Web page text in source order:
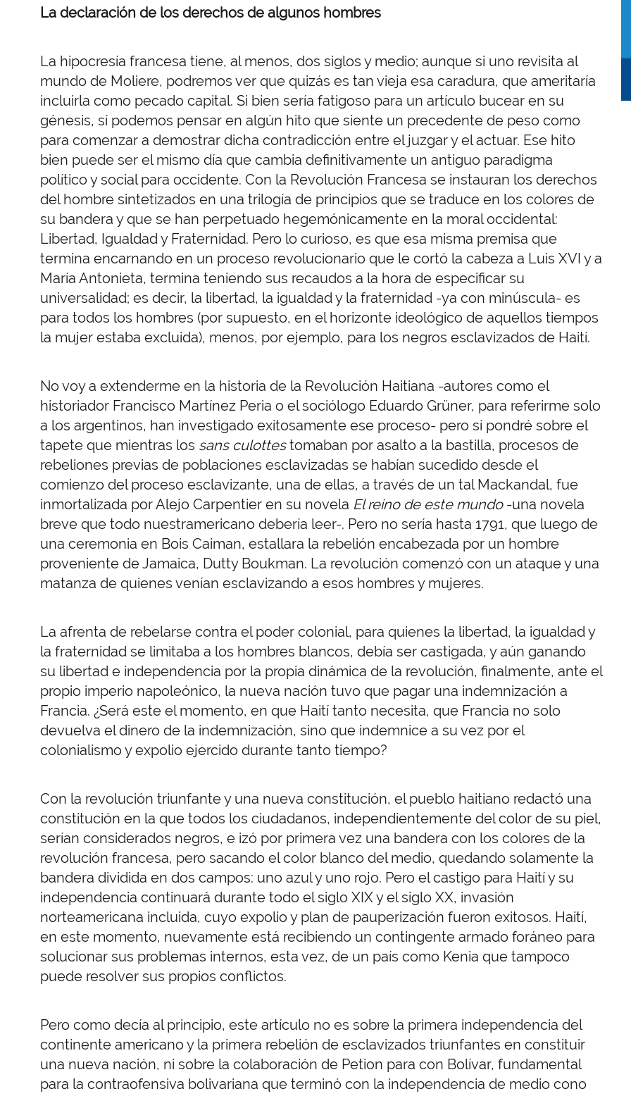
La declaración de los derechos de algunos hombres
La hipocresía francesa tiene, al menos, dos siglos y medio; aunque si uno revisita al
mundo de Moliere, podremos ver que quizás es tan vieja esa caradura, que ameritaría
incluirla como pecado capital. Si bien sería fatigoso para un artículo bucear en su
génesis, sí podemos pensar en algún hito que siente un precedente de peso como
para comenzar a demostrar dicha contradicción entre el juzgar y el actuar. Ese hito
bien puede ser el mismo día que cambia definitivamente un antiguo paradigma
político y social para occidente. Con la Revolución Francesa se instauran los derechos
del hombre sintetizados en una trilogía de principios que se traduce en los colores de
su bandera y que se han perpetuado hegemónicamente en la moral occidental:
Libertad, Igualdad y Fraternidad. Pero lo curioso, es que esa misma premisa que
termina encarnando en un proceso revolucionario que le cortó la cabeza a Luis XVI y a
María Antonieta, termina teniendo sus recaudos a la hora de especificar su
universalidad; es decir, la libertad, la igualdad y la fraternidad -ya con minúscula- es
para todos los hombres (por supuesto, en el horizonte ideológico de aquellos tiempos
la mujer estaba excluida), menos, por ejemplo, para los negros esclavizados de Haití.
No voy a extenderme en la historia de la Revolución Haitiana -autores como el
historiador Francisco Martínez Peria o el sociólogo Eduardo Grüner, para referirme solo
a los argentinos, han investigado exitosamente ese proceso- pero sí pondré sobre el
tapete que mientras los sans culottestomaban por asalto a la bastilla, procesos de
rebeliones previas de poblaciones esclavizadas se habían sucedido desde el
comienzo del proceso esclavizante, una de ellas, a través de un tal Mackandal, fue
inmortalizada por Alejo Carpentier en su novela El reino de este mundo-una novela
breve que todo nuestramericano debería leer-. Pero no sería hasta 1791, que luego de
una ceremonia en Bois Caiman, estallara la rebelión encabezada por un hombre
proveniente de Jamaica, Dutty Boukman. La revolución comenzó con un ataque y una
matanza de quienes venían esclavizando a esos hombres y mujeres.
La afrenta de rebelarse contra el poder colonial, para quienes la libertad, la igualdad y
la fraternidad se limitaba a los hombres blancos, debía ser castigada, y aún ganando
su libertad e independencia por la propia dinámica de la revolución, finalmente, ante el
propio imperio napoleónico, la nueva nación tuvo que pagar una indemnización a
Francia. ¿Será este el momento, en que Haití tanto necesita, que Francia no solo
devuelva el dinero de la indemnización, sino que indemnice a su vez por el
colonialismo y expolio ejercido durante tanto tiempo?
Con la revolución triunfante y una nueva constitución, el pueblo haitiano redactó una
constitución en la que todos los ciudadanos, independientemente del color de su piel,
serían considerados negros, e izó por primera vez una bandera con los colores de la
revolución francesa, pero sacando el color blanco del medio, quedando solamente la
bandera dividida en dos campos: uno azul y uno rojo. Pero el castigo para Haití y su
independencia continuará durante todo el siglo XIX y el siglo XX, invasión
norteamericana incluida, cuyo expolio y plan de pauperización fueron exitosos. Haití,
en este momento, nuevamente está recibiendo un contingente armado foráneo para
solucionar sus problemas internos, esta vez, de un país como Kenia que tampoco
puede resolver sus propios conflictos.
Pero como decía al principio, este artículo no es sobre la primera independencia del
continente americano y la primera rebelión de esclavizados triunfantes en constituir
una nueva nación, ni sobre la colaboración de Petion para con Bolívar, fundamental
para la contraofensiva bolivariana que terminó con la independencia de medio cono